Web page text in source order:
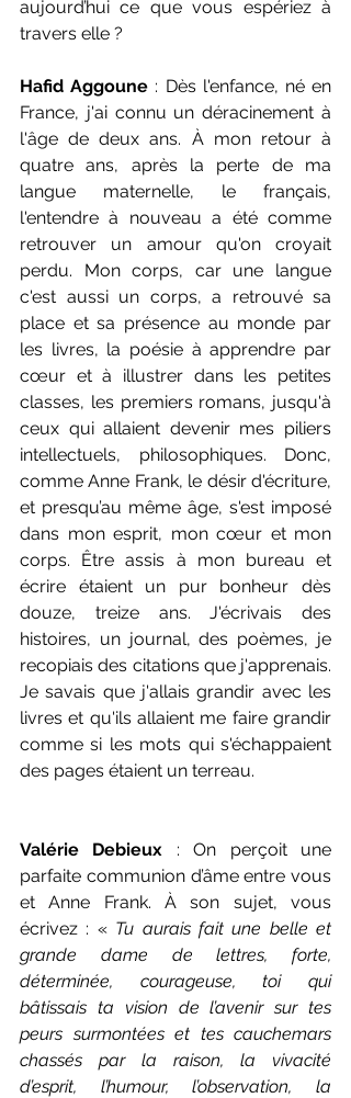
aujourd’hui ce que vous espériez à
travers elle ?
Hafid Aggoune : Dès l'enfance, né en
France, j'ai connu un déracinement à
l'âge de deux ans. À mon retour à
quatre ans, après la perte de ma
langue maternelle, le français,
l'entendre à nouveau a été comme
retrouver un amour qu'on croyait
perdu. Mon corps, car une langue
c'est aussi un corps, a retrouvé sa
place et sa présence au monde par
les livres, la poésie à apprendre par
cœur et à illustrer dans les petites
classes, les premiers romans, jusqu'à
ceux qui allaient devenir mes piliers
intellectuels, philosophiques. Donc,
comme Anne Frank, le désir d'écriture,
et presqu’au même âge, s'est imposé
dans mon esprit, mon cœur et mon
corps. Être assis à mon bureau et
écrire étaient un pur bonheur dès
douze, treize ans. J'écrivais des
histoires, un journal, des poèmes, je
recopiais des citations que j'apprenais.
Je savais que j'allais grandir avec les
livres et qu'ils allaient me faire grandir
comme si les mots qui s'échappaient
des pages étaient un terreau.
Valérie Debieux : On perçoit une
parfaite communion d’âme entre vous
et Anne Frank. À son sujet, vous
écrivez : « Tu aurais fait une belle et
grande dame de lettres, forte,
déterminée, courageuse, toi qui
bâtissais ta vision de l’avenir sur tes
peurs surmontées et tes cauchemars
chassés par la raison, la vivacité
d’esprit, l’humour, l’observation, la